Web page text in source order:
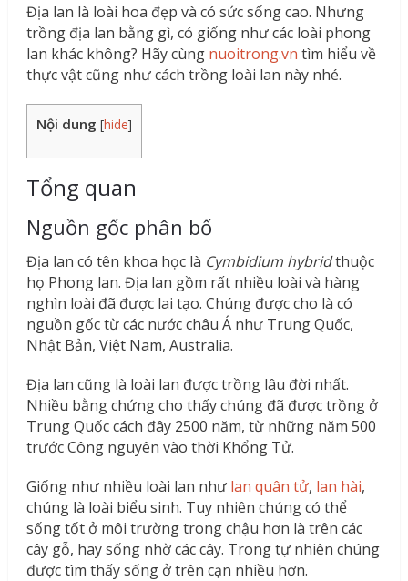
Địa lan là loài hoa đẹp và có sức sống cao. Nhưng
trồng địa lan bằng gì, có giống như các loài phong
lan khác không? Hãy cùng nuoitrong.vn tìm hiểu về
thực vật cũng như cách trồng loài lan này nhé.
Nội dung [hide]
Tổng quan
Nguồn gốc phân bố
Địa lan có tên khoa học là Cymbidium hybridthuộc
họ Phong lan. Địa lan gồm rất nhiều loài và hàng
nghìn loài đã được lai tạo. Chúng được cho là có
nguồn gốc từ các nước châu Á như Trung Quốc,
Nhật Bản, Việt Nam, Australia.
Địa lan cũng là loài lan được trồng lâu đời nhất.
Nhiều bằng chứng cho thấy chúng đã được trồng ở
Trung Quốc cách đây 2500 năm, từ những năm 500
trước Công nguyên vào thời Khổng Tử.
Giống như nhiều loài lan như lan quân tử, lan hài,
chúng là loài biểu sinh. Tuy nhiên chúng có thể
sống tốt ở môi trường trong chậu hơn là trên các
cây gỗ, hay sống nhờ các cây. Trong tự nhiên chúng
được tìm thấy sống ở trên cạn nhiều hơn.